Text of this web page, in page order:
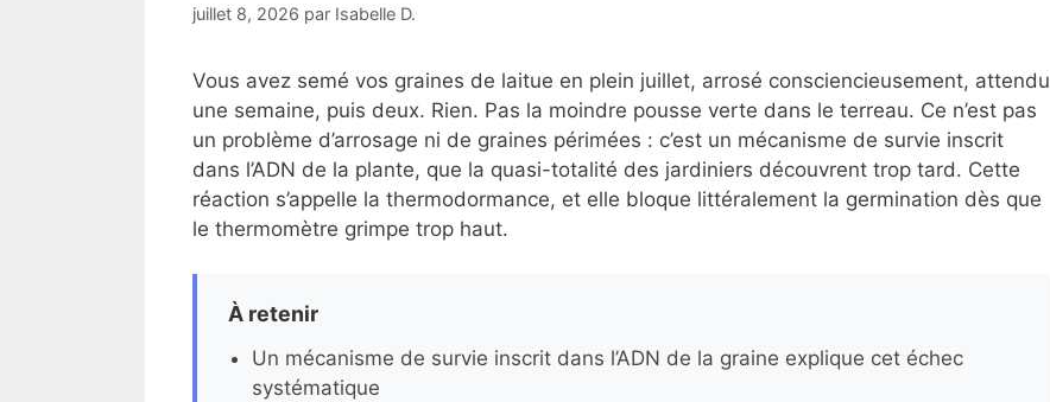
juillet 8, 2026 par Isabelle D.
Vous avez semé vos graines de laitue en plein juillet, arrosé consciencieusement, attendu
une semaine, puis deux. Rien. Pas la moindre pousse verte dans le terreau. Ce n’est pas
un problème d’arrosage ni de graines périmées : c’est un mécanisme de survie inscrit
dans l’ADN de la plante, que la quasi-totalité des jardiniers découvrent trop tard. Cette
réaction s’appelle la thermodormance, et elle bloque littéralement la germination dès que
le thermomètre grimpe trop haut.
À retenir
Un mécanisme de survie inscrit dans l’ADN de la graine explique cet échec
systématique